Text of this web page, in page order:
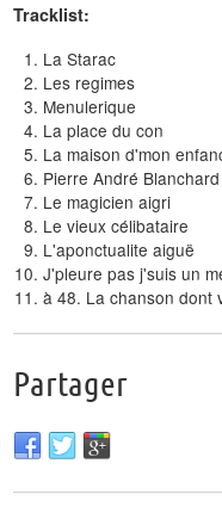
Tracklist:
La Starac
Les regimes
Menulerique
La place du con
La maison d'mon
Pierre André Blanchard
Le magicien aigri
Le vieux célibataire
L'aponctualite aiguë
J'pleure pas j'suis un
à 48. La chanson dont
Partager